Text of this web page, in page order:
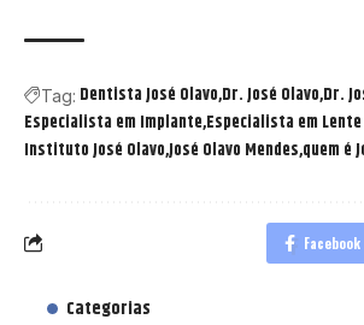
Tag: Dentista José Olavo Dr. José Olavo Dr.
Especialista em Implante Especialista em
Instituto José OlavoJosé Olavo Mendes quem é
Facebook
Categorias